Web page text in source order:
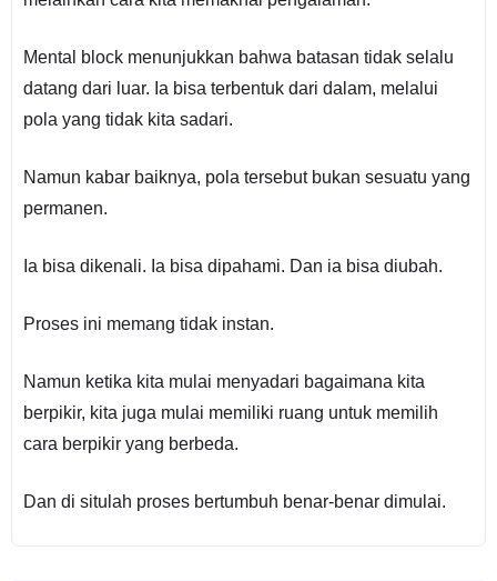
Mental block menunjukkan bahwa batasan tidak selalu
datang dari luar. Ia bisa terbentuk dari dalam, melalui
pola yang tidak kita sadari.
Namun kabar baiknya, pola tersebut bukan sesuatu yang
permanen.
Ia bisa dikenali. Ia bisa dipahami. Dan ia bisa diubah.
Proses ini memang tidak instan.
Namun ketika kita mulai menyadari bagaimana kita
berpikir, kita juga mulai memiliki ruang untuk memilih
cara berpikir yang berbeda.
Dan di situlah proses bertumbuh benar-benar dimulai.